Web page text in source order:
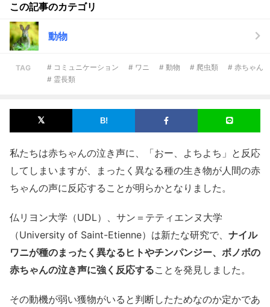
この記事のカテゴリ
動物
TAG # コミュニケーション # ワニ # 動物 # 爬虫類
# 赤ちゃん
# 霊長類
私たちは赤ちゃんの泣き声に、「おー、よちよち」と反応
してしまいますが、まったく異なる種の生き物が人間の赤
ちゃんの声に反応することが明らかとなりました。
仏リヨン大学（UDL）、サン＝テティエンヌ大学
（University of Saint-Etienne）は新たな研究で、 ナイル
ワニが種のまったく異なるヒトやチンパンジー、ボノボの
赤ちゃんの泣き声に強く反応することを発見しました。
その動機が弱い獲物がいると判断したためなのか定かであ